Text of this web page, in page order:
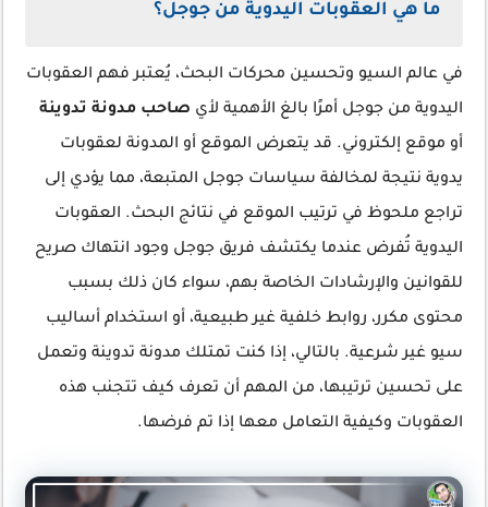
ما هي العقوبات اليدوية من جوجل؟
في عالم السيو وتحسين محركات البحث، يُعتبر فهم العقوبات
اليدوية من جوجل أمرًا بالغ الأهمية لأي صاحب مدونة تدوينة
أو موقع إلكتروني. قد يتعرض الموقع أو المدونة لعقوبات
يدوية نتيجة لمخالفة سياسات جوجل المتبعة، مما يؤدي إلى
تراجع ملحوظ في ترتيب الموقع في نتائج البحث. العقوبات
اليدوية تُفرض عندما يكتشف فريق جوجل وجود انتهاك صريح
للقوانين والإرشادات الخاصة بهم، سواء كان ذلك بسبب
محتوى مكرر، روابط خلفية غير طبيعية، أو استخدام أساليب
سيو غير شرعية. بالتالي، إذا كنت تمتلك مدونة تدوينة وتعمل
على تحسين ترتيبها، من المهم أن تعرف كيف تتجنب هذه
العقوبات وكيفية التعامل معها إذا تم فرضها.